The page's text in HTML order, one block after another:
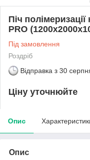
Піч
PRO
Під замовлення
Роздріб
Відправка з 30
Ціну уточнюйте
Опис
Опис